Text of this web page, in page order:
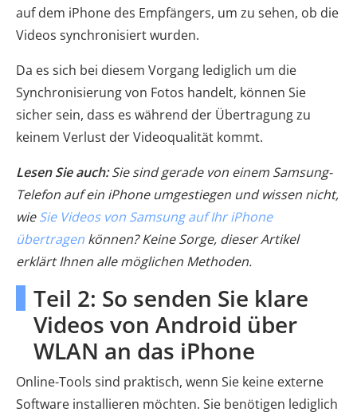
auf dem iPhone des Empfängers, um zu sehen, ob die
Videos synchronisiert wurden.
Da es sich bei diesem Vorgang lediglich um die
Synchronisierung von Fotos handelt, können Sie
sicher sein, dass es während der Übertragung zu
keinem Verlust der Videoqualität kommt.
Lesen Sie auch:Sie sind gerade von einem Samsung-
Telefon auf ein iPhone umgestiegen und wissen nicht,
wieSie Videos von Samsung auf Ihr iPhone
übertragen können? Keine Sorge, dieser Artikel
erklärt Ihnen alle möglichen Methoden.
Teil 2: So senden Sie klare
Videos von Android über
WLAN an das iPhone
Online-Tools sind praktisch, wenn Sie keine externe
Software installieren möchten. Sie benötigen lediglich